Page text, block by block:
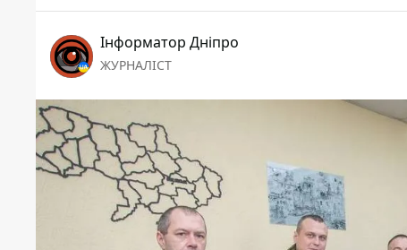
Інформатор Дніпро
ЖУРНАЛІСТ